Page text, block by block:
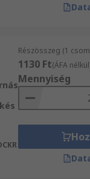
Részösszeg (1
1130 Ft(ÁFA
Mennyiség